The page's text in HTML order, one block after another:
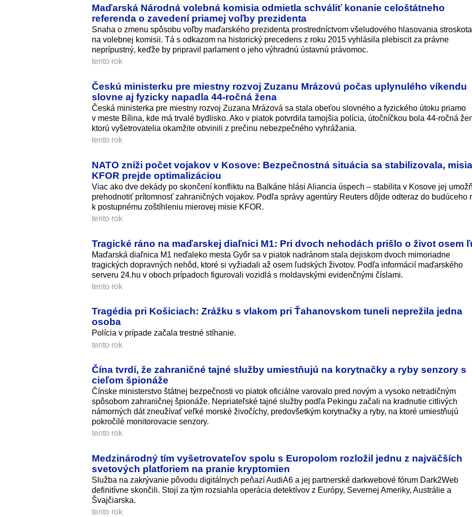
Maďarská Národná volebná komisia odmietla schváliť konanie celoštátneho
referenda o zavedení priamej voľby prezidenta
Snaha o zmenu spôsobu voľby maďarského prezidenta prostredníctvom všeludového hlasovania
na volebnej komisii. Tá s odkazom na historický precedens z roku 2015 vyhlásila plebiscit za právne
neprípustný, keďže by pripravil parlament o jeho výhradnú ústavnú právomoc.
tento rok
Českú ministerku pre miestny rozvoj Zuzanu Mrázovú počas uplynulého víkendu
slovne aj fyzicky napadla 44-ročná žena
Česká ministerka pre miestny rozvoj Zuzana Mrázová sa stala obeťou slovného a fyzického útoku priamo
v meste Bílina, kde má trvalé bydlisko. Ako v piatok potvrdila tamojšia polícia, útočníčkou bola 44-ročná
ktorú vyšetrovatelia okamžite obvinili z prečinu nebezpečného vyhrážania.
tento rok
NATO zníži počet vojakov v Kosove: Bezpečnostná situácia sa stabilizovala, misia
KFOR prejde optimalizáciou
Viac ako dve dekády po skončení konfliktu na Balkáne hlási Aliancia úspech – stabilita v Kosove jej
prehodnotiť prítomnosť zahraničných vojakov. Podľa správy agentúry Reuters dôjde odteraz do budúceho
k postupnému zoštíhleniu mierovej misie KFOR.
tento rok
Tragické ráno na maďarskej diaľnici M1: Pri dvoch nehodách prišlo o život osem
Maďarská diaľnica M1 neďaleko mesta Győr sa v piatok nadránom stala dejiskom dvoch mimoriadne
tragických dopravných nehôd, ktoré si vyžiadali až osem ľudských životov. Podľa informácií maďarského
serveru 24.hu v oboch prípadoch figurovali vozidlá s moldavskými evidenčnými číslami.
tento rok
Tragédia pri Košiciach: Zrážku s vlakom pri Ťahanovskom tuneli neprežila jedna
osoba
Polícia v prípade začala trestné stíhanie.
tento rok
Čína tvrdí, že zahraničné tajné služby umiestňujú na korytnačky a ryby senzory s
cieľom špionáže
Čínske ministerstvo štátnej bezpečnosti vo piatok oficiálne varovalo pred novým a vysoko netradičným
spôsobom zahraničnej špionáže. Nepriateľské tajné služby podľa Pekingu začali na kradnutie citlivých
námorných dát zneužívať veľké morské živočíchy, predovšetkým korytnačky a ryby, na ktoré umiestňujú
pokročilé monitorovacie senzory.
tento rok
Medzinárodný tím vyšetrovateľov spolu s Europolom rozložil jednu z najväčších
svetových platforiem na pranie kryptomien
Služba na zakrývanie pôvodu digitálnych peňazí AudiA6 a jej partnerské darkwebové fórum Dark2Web
definitívne skončili. Stojí za tým rozsiahla operácia detektívov z Európy, Severnej Ameriky, Austrálie a
Švajčiarska.
tento rok